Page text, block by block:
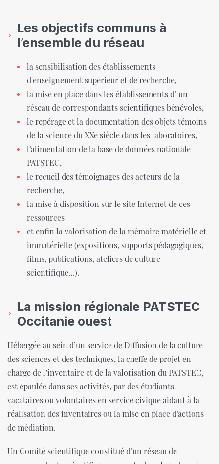
Les objectifs communs à
l’ensemble du réseau
la sensibilisation des établissements
d'enseignement supérieur et de recherche,
la mise en place dans les établissements d’ un
réseau de correspondants scientifiques bénévoles,
le repérage et la documentation des objets témoins
de la science du XXe siècle dans les laboratoires,
l’alimentation de la base de données nationale
PATSTEC,
le recueil des témoignages des acteurs de la
recherche,
la mise à disposition sur le site Internet de ces
ressources
et enfin la valorisation de la mémoire matérielle et
immatérielle (expositions, supports pédagogiques,
films, publications, ateliers de culture
scientifique…).
La mission régionale PATSTEC
Occitanie ouest
Hébergée au sein d’un service de Diffusion de la culture
des sciences et des techniques, la cheffe de projet en
charge de l’inventaire et de la valorisation du PATSTEC,
est épaulée dans ses activités, par des étudiants,
vacataires ou volontaires en service civique aidant à la
réalisation des inventaires ou la mise en place d’actions
de médiation.
Un Comité scientifique constitué d’un réseau de